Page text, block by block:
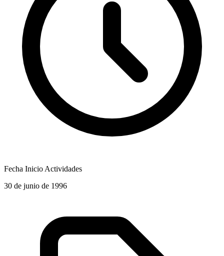
Fecha Inicio Actividades
30 de junio de 1996